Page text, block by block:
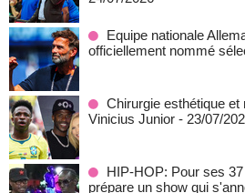
Equipe nationale
officiellement nommé
Chirurgie esthétique
Vinicius Junior - 23/07/
HIP-HOP: Pour ses
prépare un show qui